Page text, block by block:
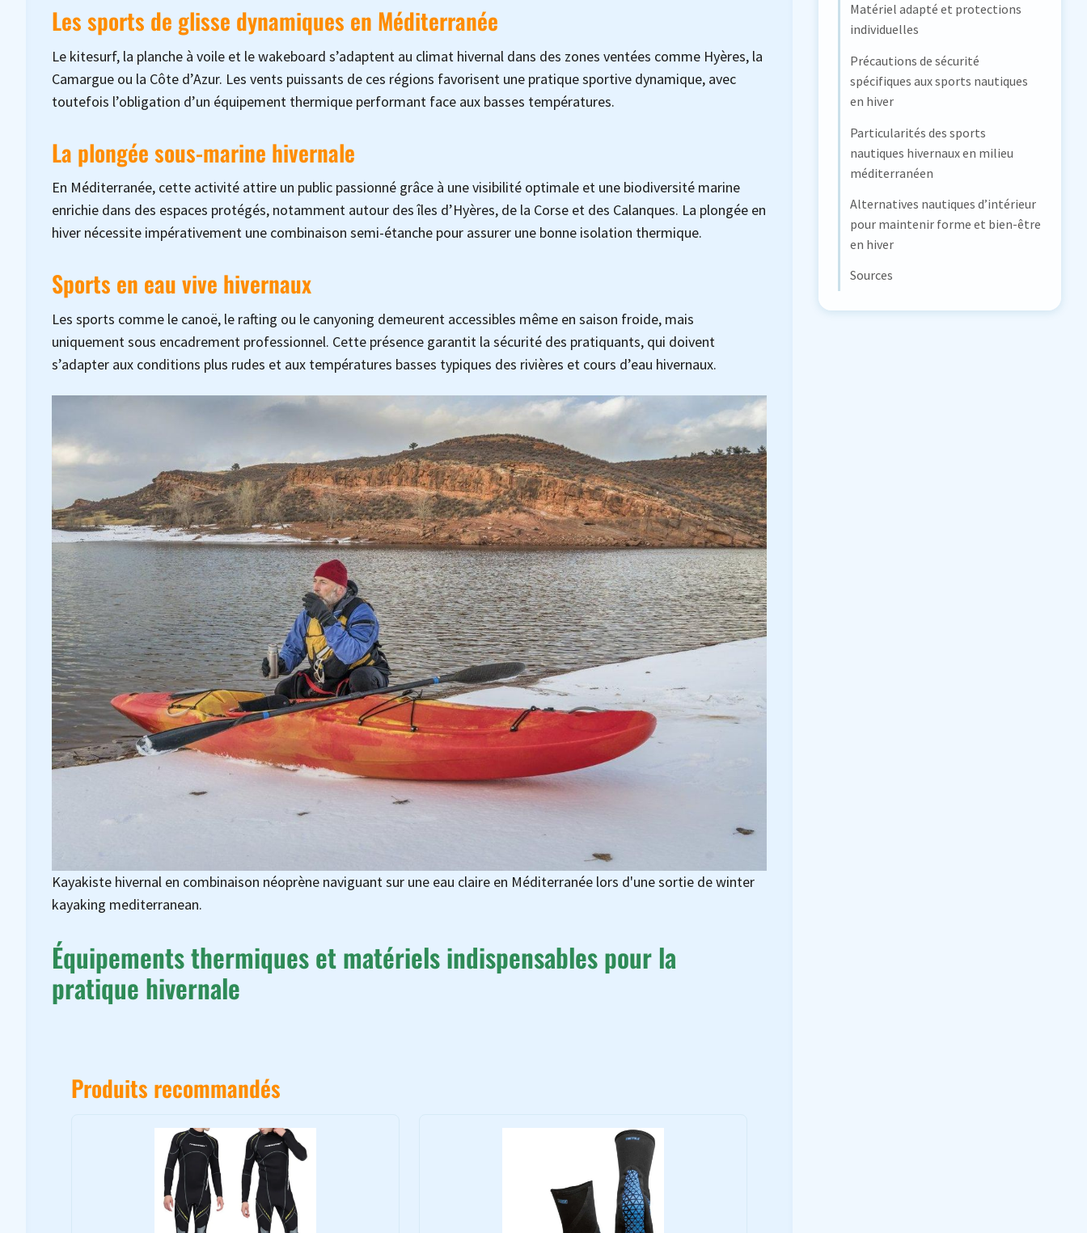
Les sports de glisse dynamiques en Méditerranée
Le kitesurf, la planche à voile et le wakeboard s’adaptent au climat hivernal dans des zones ventées comme Hyères, la
Camargue ou la Côte d’Azur. Les vents puissants de ces régions favorisent une pratique sportive dynamique, avec
toutefois l’obligation d’un équipement thermique performant face aux basses températures.
La plongée sous-marine hivernale
En Méditerranée, cette activité attire un public passionné grâce à une visibilité optimale et une biodiversité marine
enrichie dans des espaces protégés, notamment autour des îles d’Hyères, de la Corse et des Calanques. La plongée en
hiver nécessite impérativement une combinaison semi-étanche pour assurer une bonne isolation thermique.
Sports en eau vive hivernaux
Les sports comme le canoë, le rafting ou le canyoning demeurent accessibles même en saison froide, mais
uniquement sous encadrement professionnel. Cette présence garantit la sécurité des pratiquants, qui doivent
s’adapter aux conditions plus rudes et aux températures basses typiques des rivières et cours d’eau hivernaux.
Kayakiste hivernal en combinaison néoprène naviguant sur une eau claire en Méditerranée lors d'une sortie de winter
kayaking mediterranean.
Équipements thermiques et matériels indispensables pour la
pratique hivernale
Produits recommandés
Matériel adapté et protections
individuelles
Précautions de sécurité
spécifiques aux sports nautiques
en hiver
Particularités des sports
nautiques hivernaux en milieu
méditerranéen
Alternatives nautiques d’intérieur
pour maintenir forme et bien-être
en hiver
Sources